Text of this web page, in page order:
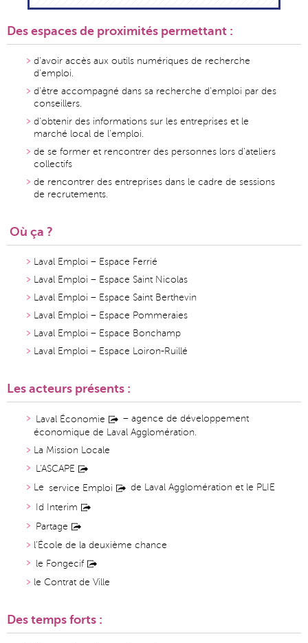
Des espaces de proximités permettant :
d'avoir accès aux outils numériques de recherche
d'emploi.
d'être accompagné dans sa recherche d'emploi par des
conseillers.
d'obtenir des informations sur les entreprises et le
marché local de l'emploi.
de se former et rencontrer des personnes lors d'ateliers
collectifs
de rencontrer des entreprises dans le cadre de sessions
de recrutements.
Où ça ?
Laval Emploi – Espace Ferrié
Laval Emploi – Espace Saint Nicolas
Laval Emploi – Espace Saint Berthevin
Laval Emploi – Espace Pommeraies
Laval Emploi – Espace Bonchamp
Laval Emploi – Espace Loiron-Ruillé
Les acteurs présents :
Laval Économie
– agence de développement
économique de Laval Agglomération.
La Mission Locale
L'ASCAPE
Le service Emploi de Laval Agglomération et le PLIE
Id Interim
Partage
l'École de la deuxième chance
le Fongecif
le Contrat de Ville
Des temps forts :